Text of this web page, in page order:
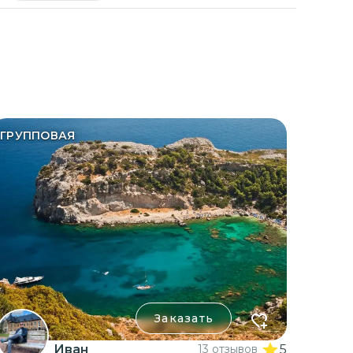
ГРУППОВАЯ
Заказать
Иван 13 отзывов 5